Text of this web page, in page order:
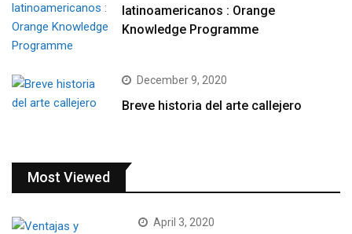
latinoamericanos : Orange
Knowledge Programme
December 9, 2020
Breve historia del arte callejero
Most Viewed
April 3, 2020